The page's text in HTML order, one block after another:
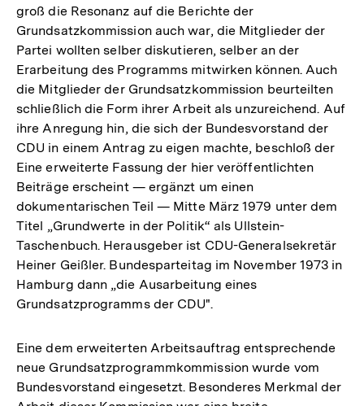
groß die Resonanz auf die Berichte der
Grundsatzkommission auch war, die Mitglieder der
Partei wollten selber diskutieren, selber an der
Erarbeitung des Programms mitwirken können. Auch
die Mitglieder der Grundsatzkommission beurteilten
schließlich die Form ihrer Arbeit als unzureichend. Auf
ihre Anregung hin, die sich der Bundesvorstand der
CDU in einem Antrag zu eigen machte, beschloß der
Eine erweiterte Fassung der hier veröffentlichten
Beiträge erscheint — ergänzt um einen
dokumentarischen Teil — Mitte März 1979 unter dem
Titel „Grundwerte in der Politik“ als Ullstein-
Taschenbuch. Herausgeber ist CDU-Generalsekretär
Heiner Geißler. Bundesparteitag im November 1973 in
Hamburg dann „die Ausarbeitung eines
Grundsatzprogramms der CDU".
Eine dem erweiterten Arbeitsauftrag entsprechende
neue Grundsatzprogrammkommission wurde vom
Bundesvorstand eingesetzt. Besonderes Merkmal der